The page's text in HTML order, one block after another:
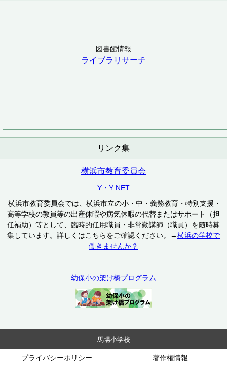
図書館情報
ライブラリサーチ
リンク集
横浜市教育委員会
Y・Y NET
横浜市教育委員会では、横浜市立の小・中・義務教育・特別支援・
高等学校の教員等の出産休暇や病気休暇の代替またはサポート（担
任補助）等として、臨時的任用職員・非常勤講師（職員）を随時募
集しています。詳しくはこちらをご確認ください。→横浜の学校で
働きませんか？
幼保小の架け橋プログラム
馬場小学校
プライバシーポリシー 著作権情報